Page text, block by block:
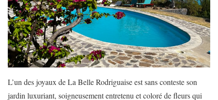
L’un des joyaux de La Belle Rodriguaise est sans conteste son
jardin luxuriant, soigneusement entretenu et coloré de fleurs qui